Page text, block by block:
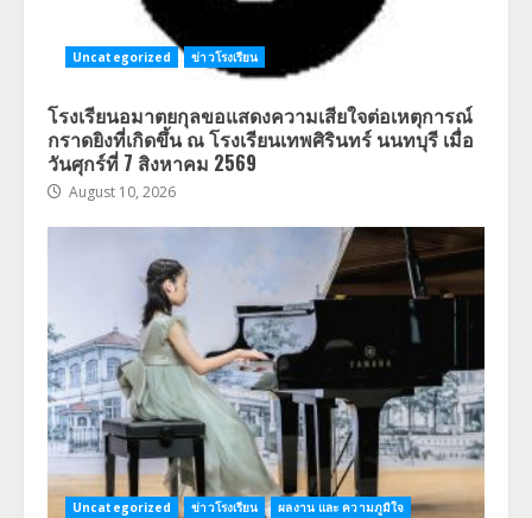
Uncategorized ข่าวโรงเรียน
โรงเรียนอมาตยกุลขอแสดงความเสียใจต่อเหตุการณ์
กราดยิงที่เกิดขึ้น ณ โรงเรียนเทพศิรินทร์ นนทบุรี เมื่อ
วันศุกร์ที่ 7 สิงหาคม 2569
August 10, 2026
Uncategorized ข่าวโรงเรียน ผลงาน และ ความภูมิใจ